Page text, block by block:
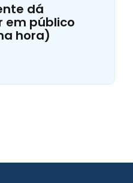
dá
em público
hora)